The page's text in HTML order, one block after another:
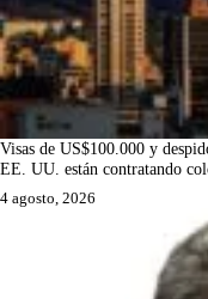
Visas de US$100.000 y
EE. UU. están contratando
4 agosto, 2026